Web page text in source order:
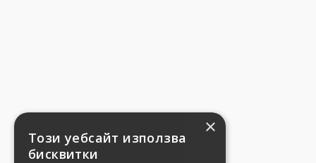
×
Този уебсайт използва
бисквитки